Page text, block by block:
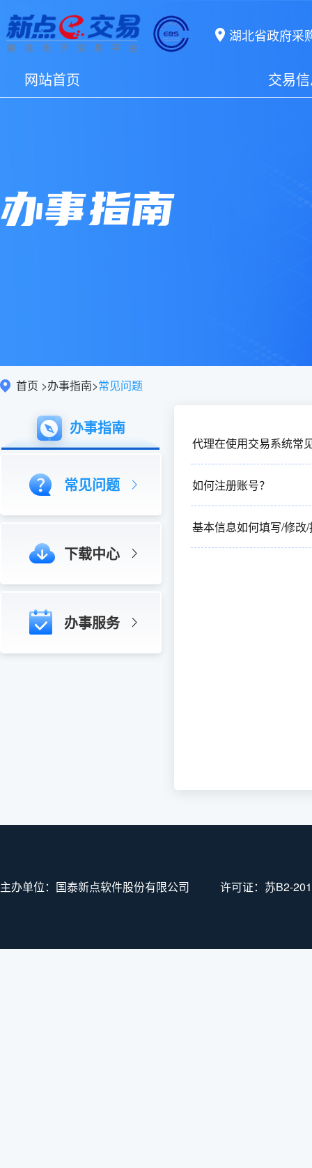
湖北省政府采
网站首页 交易
办事指南
首页 >办事指南>常见问题
办事指南
常见问题
下载中心
办事服务
代理在使用交易系统常
如何注册账号？
基本信息如何填写/修改
主办单位：国泰新点软件股份有限公司 许可证： 苏B2-